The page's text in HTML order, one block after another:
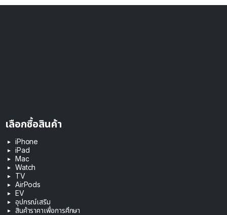
เลือกซื้อสินค้า
iPhone
iPad
Mac
Watch
TV
AirPods
EV
อุปกรณ์เสริม
สินค้าราคาเพื่อการศึกษา